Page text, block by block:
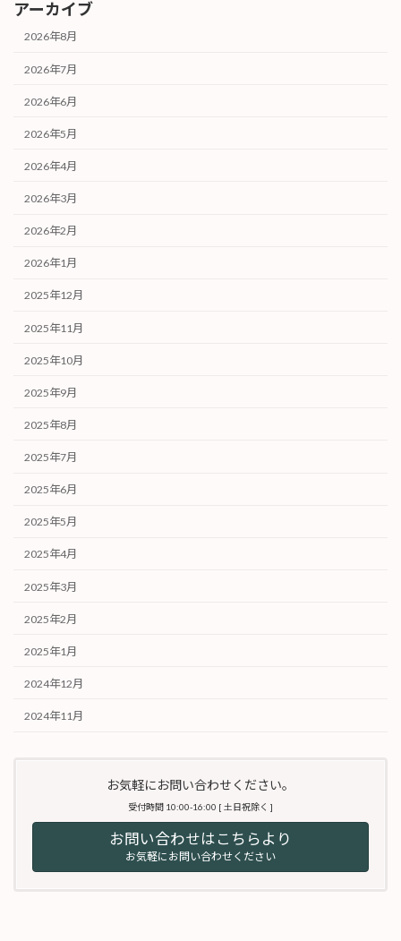
アーカイブ
2026年8月
2026年7月
2026年6月
2026年5月
2026年4月
2026年3月
2026年2月
2026年1月
2025年12月
2025年11月
2025年10月
2025年9月
2025年8月
2025年7月
2025年6月
2025年5月
2025年4月
2025年3月
2025年2月
2025年1月
2024年12月
2024年11月
お気軽にお問い合わせください。
受付時間 10:00-16:00 [ 土日祝除く ]
お問い合わせはこちらより
お気軽にお問い合わせください